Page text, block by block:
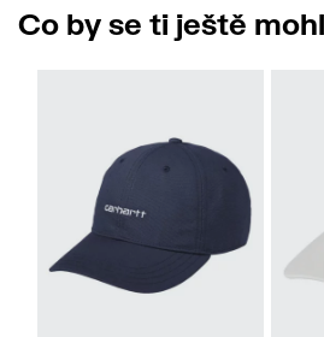
Co by se ti ještě